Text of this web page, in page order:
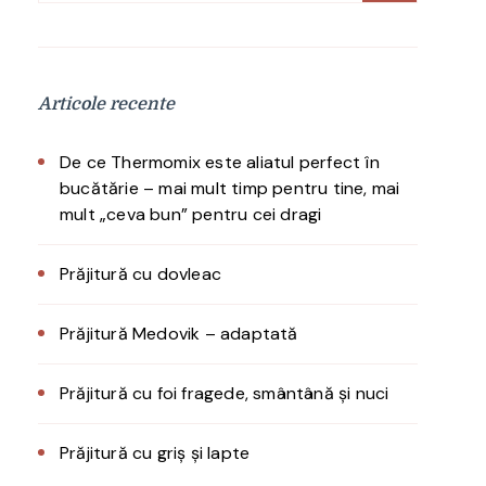
Articole recente
De ce Thermomix este aliatul perfect în
bucătărie – mai mult timp pentru tine, mai
mult „ceva bun” pentru cei dragi
Prăjitură cu dovleac
Prăjitură Medovik – adaptată
Prăjitură cu foi fragede, smântână și nuci
Prăjitură cu griș și lapte